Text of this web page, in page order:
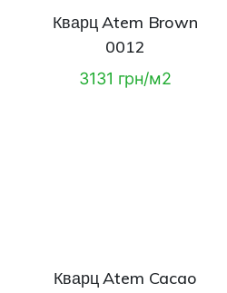
Кварц Atem Brown
0012
3131 грн/м2
Кварц Atem Cacao